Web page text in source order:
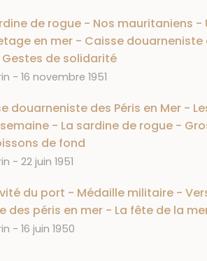
de rogue - Nos mauritaniens -
en mer - Caisse douarneniste
Gestes de solidarité
Date
16 novembre 1951
douarneniste des Péris en Mer -
- La sardine de rogue -
de fond
Date
22 juin 1951
du port - Médaille militaire -
des péris en mer - La fête de la
Date
16 juin 1950